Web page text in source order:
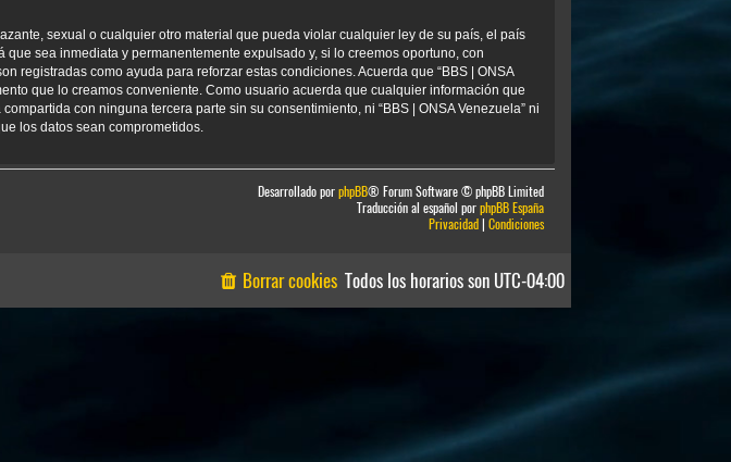
sexual o cualquier otro material que pueda violar cualquier ley de su país, el país
sea inmediata y permanentemente expulsado y, si lo creemos oportuno, con
registradas como ayuda para reforzar estas condiciones. Acuerda que “BBS | ONSA
que lo creamos conveniente. Como usuario acuerda que cualquier información que
con ninguna tercera parte sin su consentimiento, ni “BBS | ONSA Venezuela” ni
los datos sean comprometidos.
Desarrollado porphpBB® Forum Software © phpBB Limited
Traducción al español porphpBB España
Privacidad| Condiciones
Todos los horarios son UTC-04:00
Borrar cookies